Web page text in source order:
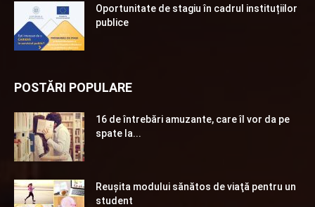
Oportunitate de stagiu în cadrul instituțiilor
publice
POSTĂRI POPULARE
16 de întrebări amuzante, care îl vor da pe
spate la...
Reuşita modului sănătos de viaţă pentru un
student